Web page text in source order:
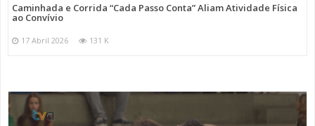
Caminhada e Corrida “Cada Passo Conta” Aliam Atividade Física
ao Convívio
17 Abril 2026 131 K